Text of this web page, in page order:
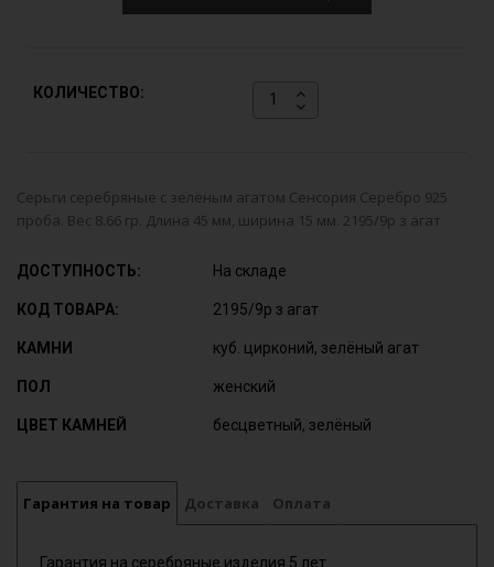
КОЛИЧЕСТВО:
Серьги серебряные с зелёным агатом Сенсория Серебро 925
проба. Вес 8.66 гр. Длина 45 мм, ширина 15 мм. 2195/9р з агат
ДОСТУПНОСТЬ: На складе
КОД ТОВАРА: 2195/9р з агат
КАМНИ куб. цирконий, зелёный агат
ПОЛ женский
ЦВЕТ КАМНЕЙ бесцветный, зелёный
Гарантия на товар Доставка Оплата
Гарантия на серебряные изделия 5 лет.